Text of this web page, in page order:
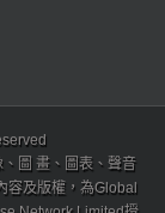
圖 畫、圖表、聲音
容及版權，為Global